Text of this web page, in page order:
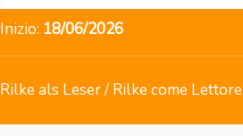
Inizio: 18/06/2026
Rilke als Leser / Rilke come Lettore